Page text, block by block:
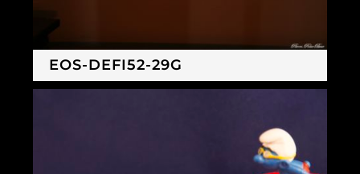
EOS-DEFI52-29G